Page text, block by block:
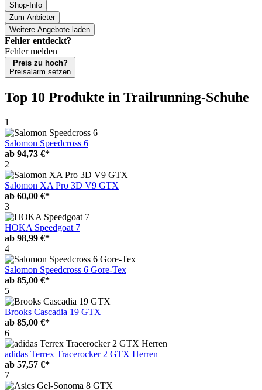
Shop-Info
Zum Anbieter
Weitere Angebote laden
Fehler entdeckt?
Fehler melden
Preis zu hoch?
Preisalarm setzen
Top 10 Produkte in Trailrunning-Schuhe
1
Salomon Speedcross 6
ab 94,73 €*
2
Salomon XA Pro 3D V9 GTX
ab 60,00 €*
3
HOKA Speedgoat 7
ab 98,99 €*
4
Salomon Speedcross 6 Gore-Tex
ab 85,00 €*
5
Brooks Cascadia 19 GTX
ab 85,00 €*
6
adidas Terrex Tracerocker 2 GTX Herren
ab 57,57 €*
7